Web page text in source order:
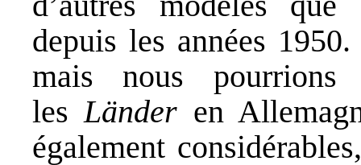
depuis les années
mais nous pourrions
lesLänder en
également